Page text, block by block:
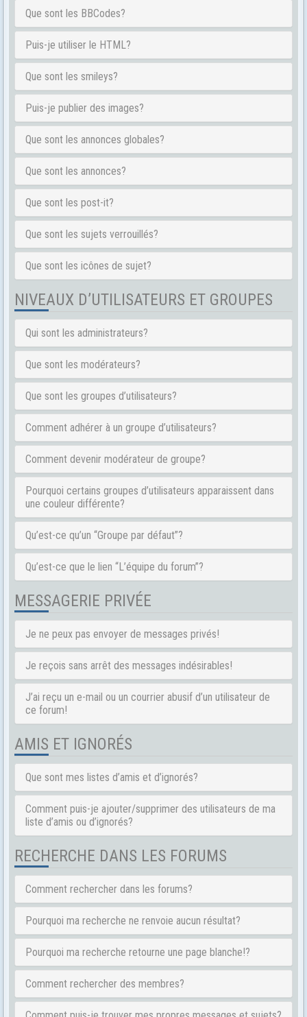
Que sont les BBCodes?
Puis-je utiliser le HTML?
Que sont les smileys?
Puis-je publier des images?
Que sont les annonces globales?
Que sont les annonces?
Que sont les post-it?
Que sont les sujets verrouillés?
Que sont les icônes de sujet?
NIVEAUX D’UTILISATEURS ET GROUPES
Qui sont les administrateurs?
Que sont les modérateurs?
Que sont les groupes d’utilisateurs?
Comment adhérer à un groupe d’utilisateurs?
Comment devenir modérateur de groupe?
Pourquoi certains groupes d’utilisateurs apparaissent dans
une couleur différente?
Qu’est-ce qu’un “Groupe par défaut”?
Qu’est-ce que le lien “L’équipe du forum”?
MESSAGERIE PRIVÉE
Je ne peux pas envoyer de messages privés!
Je reçois sans arrêt des messages indésirables!
J’ai reçu un e-mail ou un courrier abusif d’un utilisateur de
ce forum!
AMIS ET IGNORÉS
Que sont mes listes d’amis et d’ignorés?
Comment puis-je ajouter/supprimer des utilisateurs de ma
liste d’amis ou d’ignorés?
RECHERCHE DANS LES FORUMS
Comment rechercher dans les forums?
Pourquoi ma recherche ne renvoie aucun résultat?
Pourquoi ma recherche retourne une page blanche!?
Comment rechercher des membres?